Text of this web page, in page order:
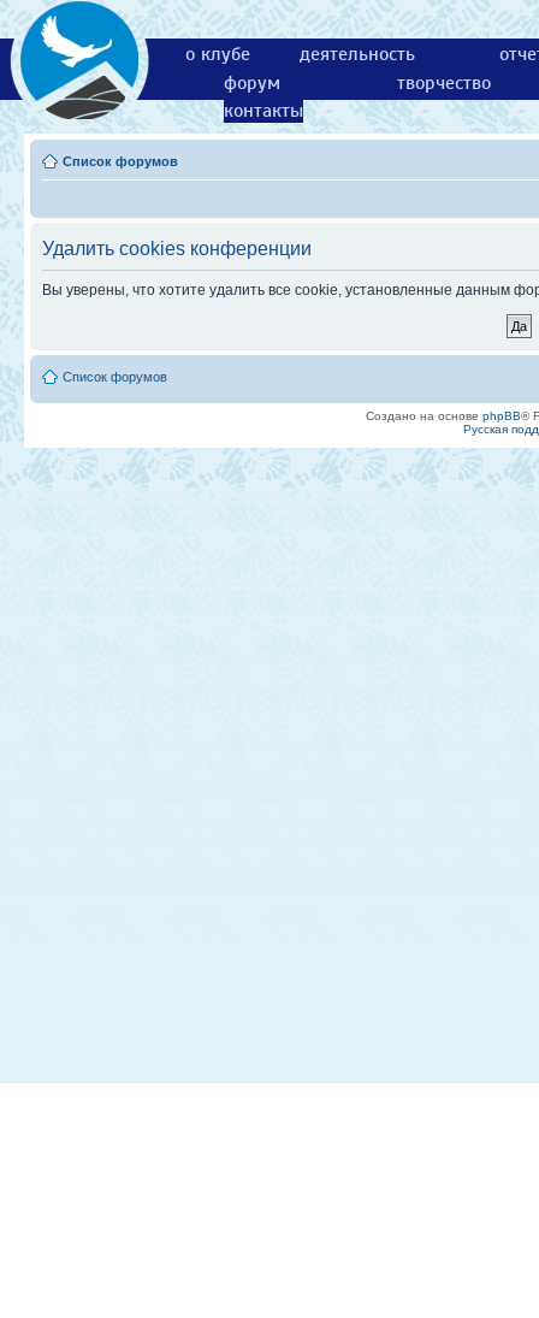
о клубе деятельность
форум
творчество
контакты
Список форумов
Удалить cookies конференции
Вы уверены, что хотите удалить все cookie, установленные данным
Список форумов
Создано на основе phpBB®
Русская